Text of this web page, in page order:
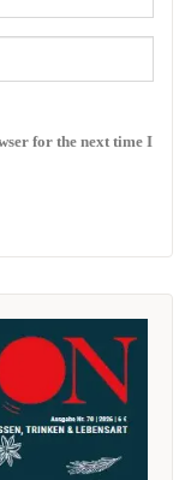
for the next time I